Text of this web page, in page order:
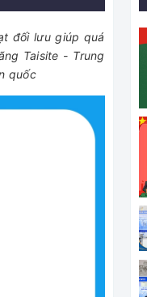
đối lưu giúp quá
Taisite - Trung
quốc